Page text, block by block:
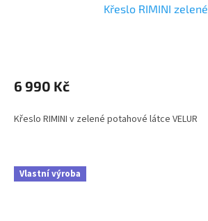
Křeslo RIMINI zelené
6 990 Kč
Křeslo RIMINI v zelené potahové látce VELUR
Vlastní výroba